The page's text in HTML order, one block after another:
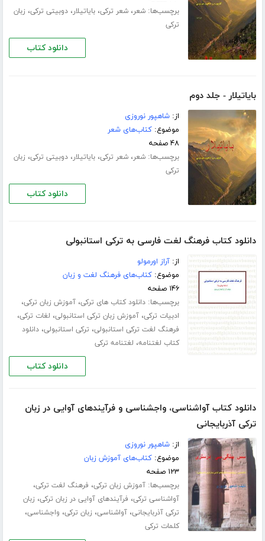
برچسب‌ها:شعر،شعر ترکی،بایاتیلار،دوبیتی ترکی، زبان
ترکی
دانلود کتاب
بایاتیلار - جلد دوم
از:شاهپور نوروزی
موضوع:کتاب‌های شعر
۴۸ صفحه
برچسب‌ها:شعر،شعر ترکی،بایاتیلار،دوبیتی ترکی، زبان
ترکی
دانلود کتاب
دانلود کتاب فرهنگ لغت فارسی به ترکی استانبولی
از:آراز اورمولو
موضوع:کتاب‌های فرهنگ لغت و زبان
۱۴۶ صفحه
برچسب‌ها:دانلود کتاب های ترکی،آموزش زبان ترکی،
ادبیات ترکی،آموزش زبان ترکی استانبولی، لغات ترکی،
فرهنگ لغت ترکی استانبولی، ترکی استانبولی،دانلود
کتاب لغتنامه، لغتنامه ترکی
دانلود کتاب
دانلود کتاب آواشناسی، واجشناسی و فرآیندهای آوایی در زبان
ترکی آذربایجانی
از:شاهپور نوروزی
موضوع:کتاب‌های آموزش زبان
۱۲۳ صفحه
برچسب‌ها:آموزش زبان ترکی، فرهنگ لغت ترکی،
آواشناسی ترکی، فرآیندهای آوایی در زبان ترکی، زبان
ترکی آذربایجانی،آواشناسی، زبان ترکی، واجشناسی،
کلمات ترکی